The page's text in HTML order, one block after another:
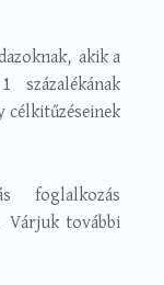
akik a
százalékának
célkitűzéseinek
foglalkozás
Várjuk további